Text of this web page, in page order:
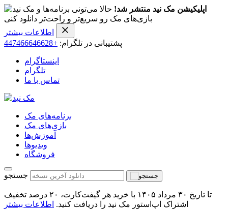
اپلیکیشن مک نید منتشر شد! حالا می‌تونی برنامه‌ها و
بازی‌های مک رو سریع‌تر و راحت‌تر دانلود کنی
اطلاعات بیشتر
پشتیبانی در تلگرام: +447466646628
اینستاگرام
تلگرام
تماس با ما
برنامه‌های مک
بازی‌های مک
آموزش‌ها
ویدیو‌ها
فروشگاه
جستجو
تا تاریخ ۳۰ مرداد ۱۴۰۵ با خرید هر گیفت‌کارت، ۲۰ درصد تخفیف
اشتراک اپ‌استور مک نید را دریافت کنید. اطلاعات بیشتر